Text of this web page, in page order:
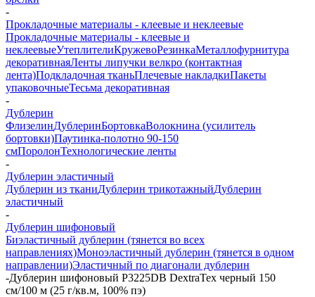
-
Прокладочные материалы - клеевые и неклеевые
Прокладочные материалы - клеевые и
неклеевыеУтеплителиКружевоРезинкаМеталлофурнитура
декоративнаяЛенты липучки велкро (контактная
лента)Подкладочная тканьПлечевые накладкиПакеты
упаковочныеТесьма декоративная
-
Дублерин
ФлизелинДублеринБортовкаВолокнина (усилитель
бортовки)Паутинка-полотно 90-150
смПоролонТехнологические ленты
-
Дублерин эластичный
Дублерин из тканиДублерин трикотажныйДублерин
эластичный
-
Дублерин шифоновый
Биэластичный дублерин (тянется во всех
направлениях)Моноэластичный дублерин (тянется в одном
направлении)Эластичный по диагонали дублерин
-Дублерин шифоновый P3225DB DextraTex черный 150
см/100 м (25 г/кв.м, 100% пэ)